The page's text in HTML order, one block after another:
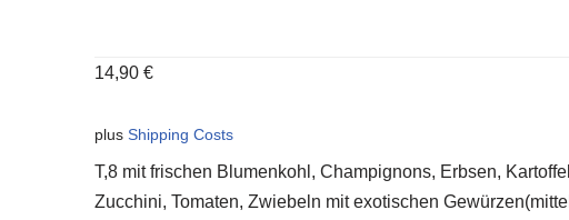
14,90€
plusShipping Costs
T,8 mit frischen Blumenkohl, Champignons, Erbsen,
Zucchini, Tomaten, Zwiebeln mit exotischen